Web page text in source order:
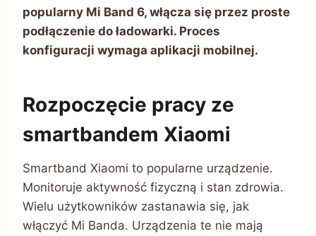
popularny Mi Band 6, włącza się przez proste
podłączenie do ładowarki. Proces
konfiguracji wymaga aplikacji mobilnej.
Rozpoczęcie pracy ze
smartbandem Xiaomi
Smartband Xiaomi to popularne urządzenie.
Monitoruje aktywność fizyczną i stan zdrowia.
Wielu użytkowników zastanawia się, jak
włączyć Mi Banda. Urządzenia te nie mają